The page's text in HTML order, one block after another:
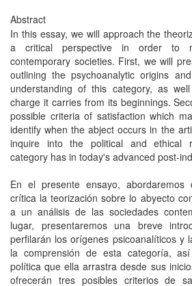
Abstract
In this essay, we will approach the
a critical perspective in order to
contemporary societies. First, we will
outlining the psychoanalytic origins
understanding of this category, as
charge it carries from its beginnings.
possible criteria of satisfaction which
identify when the abject occurs in the
inquire into the political and ethical
category has in today's advanced post-
En el presente ensayo, abordaremos
crítica la teorización sobre lo abyecto
a un análisis de las sociedades
lugar, presentaremos una breve
perfilarán los orígenes psicoanalíticos y
la comprensión de esta categoría,
política que ella arrastra desde sus
ofrecerán tres posibles criterios de